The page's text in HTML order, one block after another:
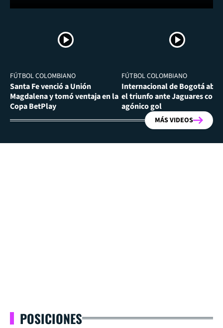
FÚTBOL COLOMBIANO
Santa Fe venció a Unión
Magdalena y tomó ventaja en la
Copa BetPlay
FÚTBOL COLOMBIANO
Internacional de Bogotá
el triunfo ante Jaguares con
agónico gol
MÁS VIDEOS
POSICIONES